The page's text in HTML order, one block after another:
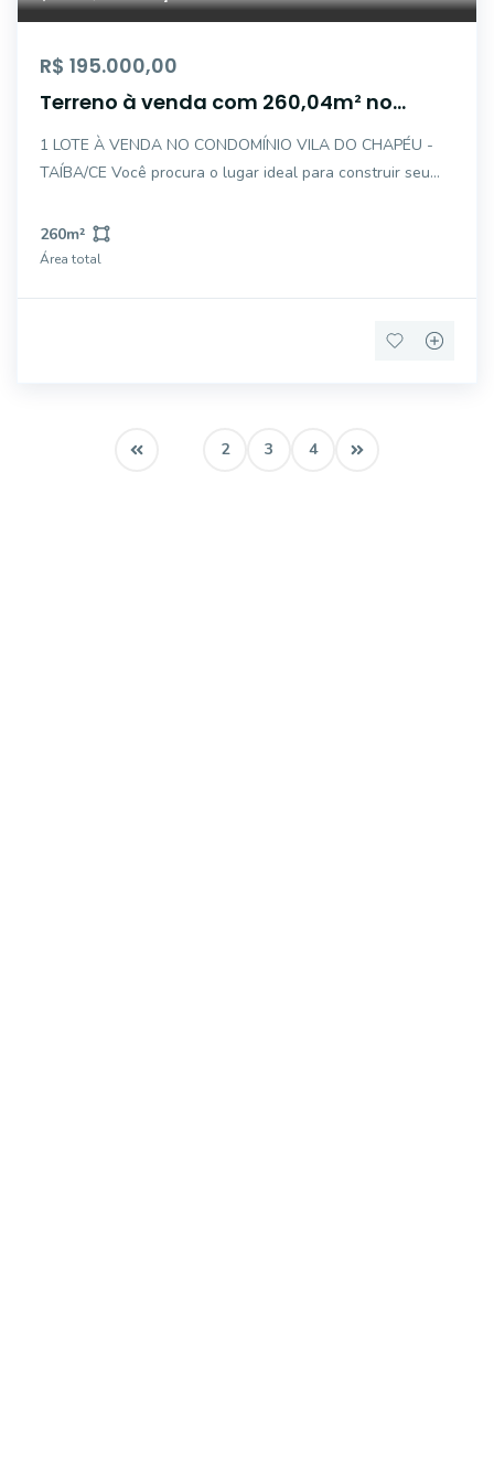
R$ 195.000,00
Terreno à venda com 260,04m² no
Condomínio Vila do Chapeu - Taíba
1 LOTE À VENDA NO CONDOMÍNIO VILA DO CHAPÉU -
TAÍBA/CE Você procura o lugar ideal para construir seu
da Praia da Taíba? Esta é a oportunidade perfeita!
CONDOMÍNIO VILA DO CHAPÉU Um condomínio F
260m²
Área total
2 3 4